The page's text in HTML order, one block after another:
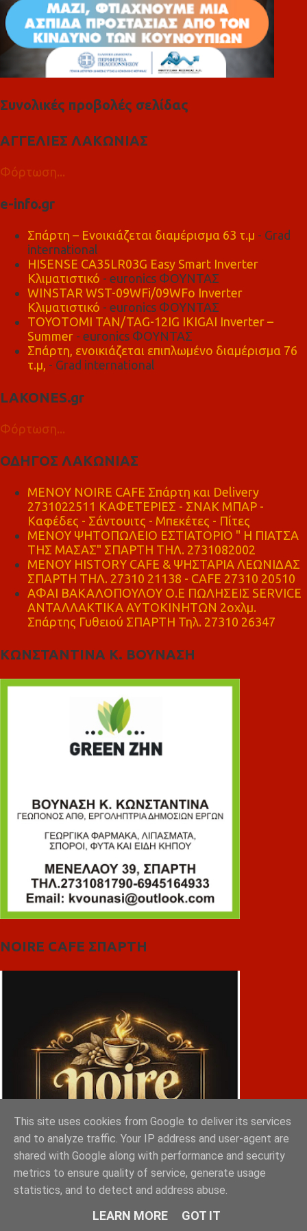
Συνολικές προβολές σελίδας
ΑΓΓΕΛΙΕΣ ΛΑΚΩΝΙΑΣ
Φόρτωση...
e-info.gr
Σπάρτη – Ενοικιάζεται διαμέρισμα 63 τ.μ - Grad
international
HISENSE CA35LR03G Easy Smart Inverter
Κλιματιστικό - euronics ΦΟΥΝΤΑΣ
WINSTAR WST-09WFi/09WFo Inverter
Κλιματιστικό - euronics ΦΟΥΝΤΑΣ
TOYOTOMI TAN/TAG-12IG IKIGAI Inverter –
Summer - euronics ΦΟΥΝΤΑΣ
Σπάρτη, ενοικιάζεται επιπλωμένο διαμέρισμα 76
τ.μ, - Grad international
LAKONES.gr
Φόρτωση...
ΟΔΗΓΟΣ ΛΑΚΩΝΙΑΣ
MENOY NOIRE CAFE Σπάρτη και Delivery
2731022511 ΚΑΦΕΤΕΡΙΕΣ - ΣΝΑΚ ΜΠΑΡ -
Καφέδες - Σάντουιτς - Μπεκέτες - Πίτες
ΜΕΝΟΥ ΨΗΤΟΠΩΛΕΙΟ ΕΣΤΙΑΤΟΡΙΟ " Η ΠΙΑΤΣΑ
ΤΗΣ ΜΑΣΑΣ" ΣΠΑΡΤΗ ΤΗΛ. 2731082002
ΜΕΝΟΥ HISTORY CAFE & ΨΗΣΤΑΡΙΑ ΛΕΩΝΙΔΑΣ
ΣΠΑΡΤΗ ΤΗΛ. 27310 21138 - CAFE 27310 20510
ΑΦΑΙ ΒΑΚΑΛΟΠΟΥΛΟΥ Ο.Ε ΠΩΛΗΣΕΙΣ SERVICE
ΑΝΤΑΛΛΑΚΤΙΚΑ ΑΥΤΟΚΙΝΗΤΩΝ 2οχλμ.
Σπάρτης Γυθειού ΣΠΑΡΤΗ Τηλ. 27310 26347
ΚΩΝΣΤΑΝΤΙΝΑ Κ. ΒΟΥΝΑΣΗ
NOIRE CAFE ΣΠΑΡΤΗ
This site uses cookies from Google to deliver its services
and to analyze traffic. Your IP address and user-agent are
shared with Google along with performance and security
metrics to ensure quality of service, generate usage
statistics, and to detect and address abuse.
LEARN MORE GOT IT